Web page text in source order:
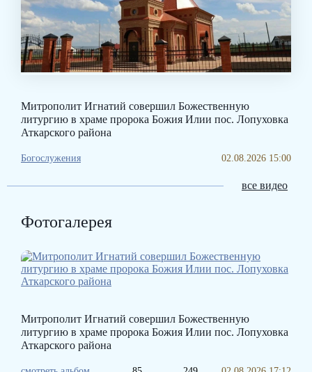
Митрополит Игнатий совершил Божественную
литургию в храме пророка Божия Илии пос. Лопуховка
Аткарского района
Богослужения 02.08.2026 15:00
все видео
Фотогалерея
Митрополит Игнатий совершил Божественную
литургию в храме пророка Божия Илии пос. Лопуховка
Аткарского района